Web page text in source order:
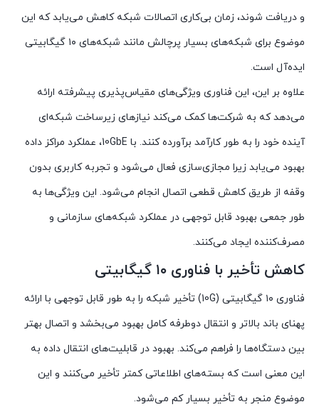
و دریافت شوند، زمان بی‌کاری اتصالات شبکه کاهش می‌یابد که این
موضوع برای شبکه‌های بسیار پرچالش مانند شبکه‌های ۱۰ گیگابیتی
ایده‌آل است.
علاوه بر این، این فناوری ویژگی‌های مقیاس‌پذیری پیشرفته ارائه
می‌دهد که به شرکت‌ها کمک می‌کند نیازهای زیرساخت شبکه‌ای
آینده خود را به طور کارآمد برآورده کنند. با 10GbE، عملکرد مراکز داده
بهبود می‌یابد زیرا مجازی‌سازی فعال می‌شود و تجربه کاربری بدون
وقفه از طریق کاهش قطعی اتصال انجام می‌شود. این ویژگی‌ها به
طور جمعی بهبود قابل توجهی در عملکرد شبکه‌های سازمانی و
مصرف‌کننده ایجاد می‌کنند.
کاهش تأخیر با فناوری ۱۰ گیگابیتی
فناوری ۱۰ گیگابیتی (10G) تأخیر شبکه را به طور قابل توجهی با ارائه
پهنای باند بالاتر و انتقال دوطرفه کامل بهبود می‌بخشد و اتصال بهتر
بین دستگاه‌ها را فراهم می‌کند. بهبود در قابلیت‌های انتقال داده به
این معنی است که بسته‌های اطلاعاتی کمتر تأخیر می‌کنند و این
موضوع منجر به تأخیر بسیار کم می‌شود.